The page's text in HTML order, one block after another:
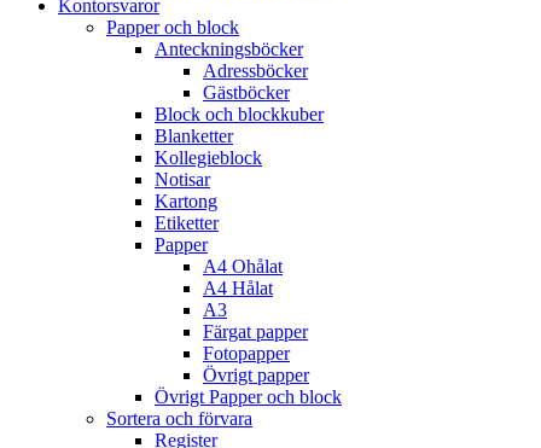
Kontorsvaror
Papper och block
Anteckningsböcker
Adressböcker
Gästböcker
Block och blockkuber
Blanketter
Kollegieblock
Notisar
Kartong
Etiketter
Papper
A4 Ohålat
A4 Hålat
A3
Färgat papper
Fotopapper
Övrigt papper
Övrigt Papper och block
Sortera och förvara
Register